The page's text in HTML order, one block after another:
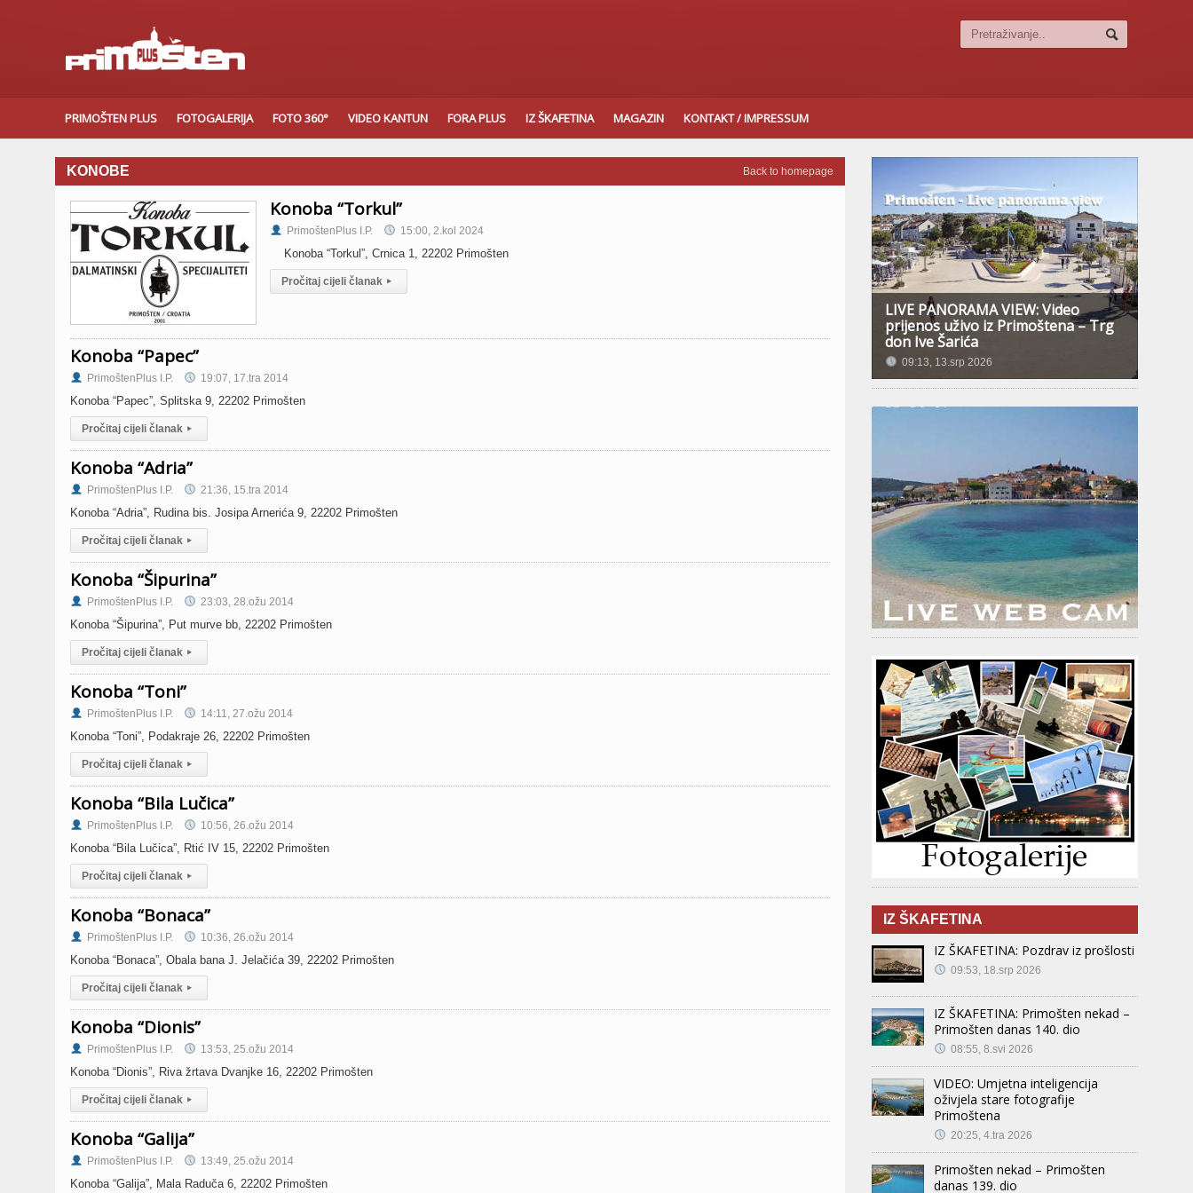
PRIMOŠTEN PLUS FOTOGALERIJA FOTO 360° VIDEO KANTUN FORA PLUS IZ ŠKAFETINA MAGAZIN KONTAKT / IMPRESSUM
Back to homepage
KONOBE
Konoba “Torkul”
PrimoštenPlus I.P. 15:00, 2.kol 2024
Konoba “Torkul”, Crnica 1, 22202 Primošten
Pročitaj cijeli članak ▸
Konoba “Papec”
PrimoštenPlus I.P. 19:07, 17.tra 2014
Konoba “Papec”, Splitska 9, 22202 Primošten
Pročitaj cijeli članak ▸
Konoba “Adria”
PrimoštenPlus I.P. 21:36, 15.tra 2014
Konoba “Adria”, Rudina bis. Josipa Arnerića 9, 22202 Primošten
Pročitaj cijeli članak ▸
Konoba “Šipurina”
PrimoštenPlus I.P. 23:03, 28.ožu 2014
Konoba “Šipurina”, Put murve bb, 22202 Primošten
Pročitaj cijeli članak ▸
Konoba “Toni”
PrimoštenPlus I.P. 14:11, 27.ožu 2014
Konoba “Toni”, Podakraje 26, 22202 Primošten
Pročitaj cijeli članak ▸
Konoba “Bila Lučica”
PrimoštenPlus I.P. 10:56, 26.ožu 2014
Konoba “Bila Lučica”, Rtić IV 15, 22202 Primošten
Pročitaj cijeli članak ▸
Konoba “Bonaca”
PrimoštenPlus I.P. 10:36, 26.ožu 2014
Konoba “Bonaca”, Obala bana J. Jelačića 39, 22202 Primošten
Pročitaj cijeli članak ▸
Konoba “Dionis”
PrimoštenPlus I.P. 13:53, 25.ožu 2014
Konoba “Dionis”, Riva žrtava Dvanjke 16, 22202 Primošten
Pročitaj cijeli članak ▸
Konoba “Galija”
PrimoštenPlus I.P. 13:49, 25.ožu 2014
Konoba “Galija”, Mala Raduča 6, 22202 Primošten
LIVE PANORAMA VIEW: Video
prijenos uživo iz Primoštena – Trg
don Ive Šarića
09:13, 13.srp 2026
IZ ŠKAFETINA
IZ ŠKAFETINA: Pozdrav iz prošlosti
09:53, 18.srp 2026
IZ ŠKAFETINA: Primošten nekad –
Primošten danas 140. dio
08:55, 8.svi 2026
VIDEO: Umjetna inteligencija
oživjela stare fotografije
Primoštena
20:25, 4.tra 2026
Primošten nekad – Primošten
danas 139. dio